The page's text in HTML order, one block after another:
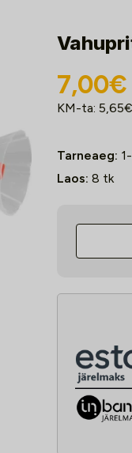
7,00€
KM-ta: 5,65€
Tarneaeg:
Laos: 8 tk
Vahuprits